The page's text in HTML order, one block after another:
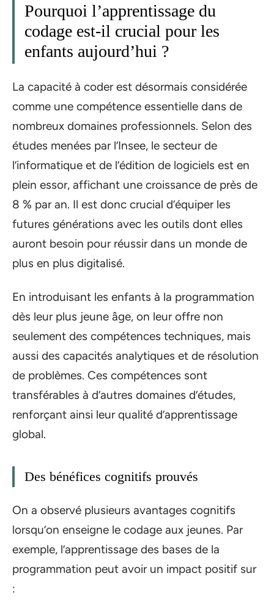
Pourquoi l’apprentissage du
codage est-il crucial pour les
enfants aujourd’hui ?
La capacité à coder est désormais considérée
comme une compétence essentielle dans de
nombreux domaines professionnels. Selon des
études menées par l’Insee, le secteur de
l’informatique et de l’édition de logiciels est en
plein essor, affichant une croissance de près de
8 % par an. Il est donc crucial d’équiper les
futures générations avec les outils dont elles
auront besoin pour réussir dans un monde de
plus en plus digitalisé.
En introduisant les enfants à la programmation
dès leur plus jeune âge, on leur offre non
seulement des compétences techniques, mais
aussi des capacités analytiques et de résolution
de problèmes. Ces compétences sont
transférables à d’autres domaines d’études,
renforçant ainsi leur qualité d’apprentissage
global.
Des bénéfices cognitifs prouvés
On a observé plusieurs avantages cognitifs
lorsqu’on enseigne le codage aux jeunes. Par
exemple, l’apprentissage des bases de la
programmation peut avoir un impact positif sur
: